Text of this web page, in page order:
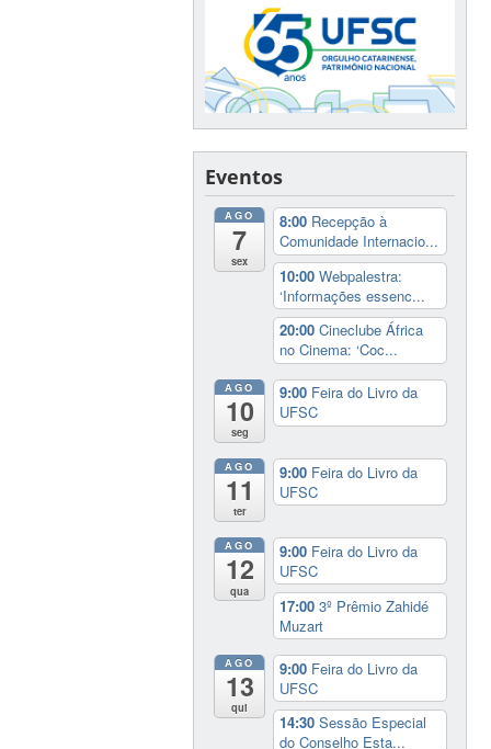
Eventos
AGO
7
sex
8:00 Recepção à
Comunidade Internacio...
10:00Webpalestra:
‘Informações essenc...
20:00Cineclube África
no Cinema: ‘Coc...
AGO
10
seg
9:00 Feira do Livro da
UFSC
AGO
11
ter
9:00 Feira do Livro da
UFSC
AGO
12
qua
9:00 Feira do Livro da
UFSC
17:003º Prêmio Zahidé
Muzart
AGO
13
qui
9:00 Feira do Livro da
UFSC
14:30Sessão Especial
do Conselho Esta...